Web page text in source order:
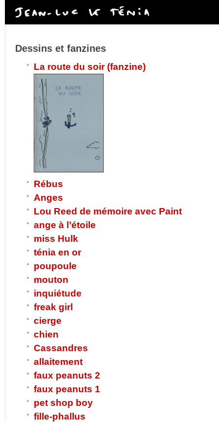
Dessins et fanzines
La route du soir (fanzine)
Rébus
Anges
Lou Reed de mémoire avec Paint
ange à l’étoile
miss Hulk
ténia en or
poupoule
mouton
inquiétude
freak girl
cierge
chien
Cassandres
allaitement
faux peanuts 2
faux peanuts 1
pet shop boy
fille-phallus